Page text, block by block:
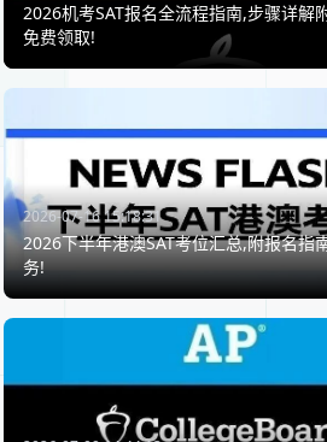
2026机考SAT报名全流程指南,步骤详解
免费领取!
2026-07-16 15:18:31
2026下半年港澳SAT考位汇总,附报名指
务!